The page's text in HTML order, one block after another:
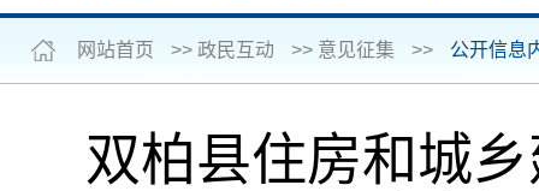
网站首页 >> 政民互动 >> 意见征集 >> 公开信息
双柏县住房和城